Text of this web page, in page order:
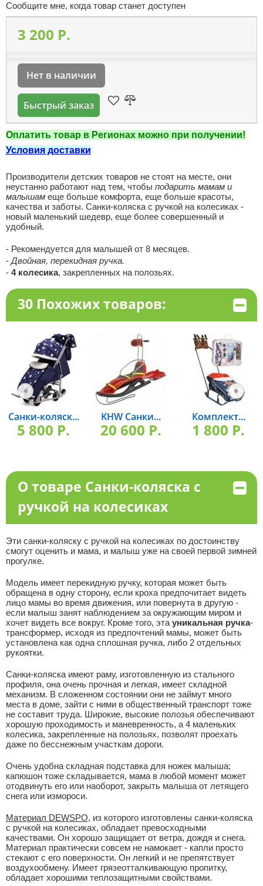
Сообщите мне, когда товар станет доступен
3 200 P.
Нет в наличии
Быстрый заказ
Оплатить товар в Регионах можно при получении!
Условия доставки
Производители детских товаров не стоят на месте, они
неустанно работают над тем, чтобы подарить мамам и
малышамеще больше комфорта, еще больше красоты,
качества и заботы. Санки-коляска с ручкой на колесиках -
новый маленький шедевр, еще более совершенный и
удобный.
- Рекомендуется для малышей от 8 месяцев.
- Двойная, перекидная ручка.
- 4 колесика, закрепленных на полозьях.
30 Похожих товаров:
Санки-коляск...
5 800 P.
KHW Санки...
20 600 P.
Комплект...
1 800 P.
О товаре Санки-коляска с
ручкой на колесиках
Эти санки-коляску с ручкой на колесиках по достоинству
смогут оценить и мама, и малыш уже на своей первой зимней
прогулке.
Модель имеет перекидную ручку, которая может быть
обращена в одну сторону, если кроха предпочитает видеть
лицо мамы во время движения, или повернута в другую -
если малыш занят наблюдением за окружающим миром и
хочет видеть все вокруг. Кроме того, эта уникальная ручка-
трансформер, исходя из предпочтений мамы, может быть
установлена как одна сплошная ручка, либо 2 отдельных
рукоятки.
Санки-коляска имеют раму, изготовленную из стального
профиля, она очень прочная и легкая, имеет складной
механизм. В сложенном состоянии они не займут много
места в доме, зайти с ними в общественный транспорт тоже
не составит труда. Широкие, высокие полозья обеспечивают
хорошую проходимость и маневренность, а 4 маленьких
колесика, закрепленные на полозьях, позволят проехать
даже по бесснежным участкам дороги.
Очень удобна складная подставка для ножек малыша;
капюшон тоже складывается, мама в любой момент может
отодвинуть его или наоборот, закрыть малыша от летящего
снега или измороси.
Материал DEWSPO, из которого изготовлены санки-коляска
с ручкой на колесиках, обладает превосходными
качествами. Он хорошо защищает от ветра, дождя и снега.
Материал практически совсем не намокает - капли просто
стекают с его поверхности. Он легкий и не препятствует
воздухообмену. Имеет грязеотталкивающую пропитку,
обладает хорошими теплозащитными свойствами.